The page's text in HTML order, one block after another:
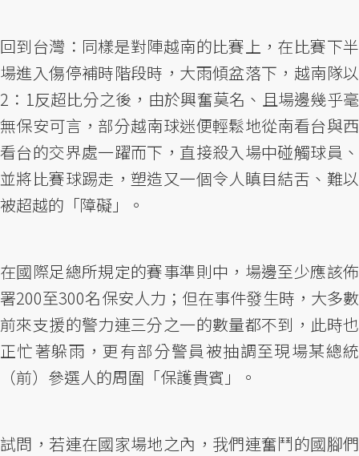
回到台灣：同樣是對陣越南的比賽上，在比賽下半
場進入傷停補時階段時，大雨傾盆落下，越南隊以
2：1反超比分之後，由於興奮莫名、且場邊幾乎毫
無保安可言，部分越南球迷便輕鬆地從南看台與西
看台的交界處一躍而下，直接殺入場中碰觸球員、
並將比賽球踢走，塑造又一個令人瞋目結舌、難以
被超越的「障礙」。
在國際足總所規定的賽事準則中，場邊至少應該佈
署200至300名保安人力；但在事件發生時，大多數
前來支援的警力連三分之一的數量都不到，此時也
正忙著躲雨，更有部分警員被抽調至現場某總統
（前）參選人的周圍「保護貴賓」。
試問，若連在國家場地之內，我們連奮鬥的國腳們